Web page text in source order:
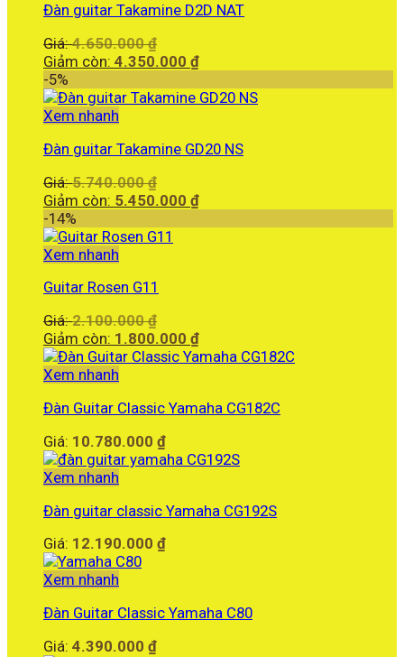
Đàn guitar Takamine D2D NAT
Giá:4.650.000₫
gốc
4.650.000 ₫.
Giảm còn: 4.350.000 ₫Giá
tại
-5%
Xem nhanh
Đàn guitar Takamine GD20 NS
Giá:5.740.000₫
gốc
5.740.000 ₫.
Giảm còn: 5.450.000 ₫Giá
-14%
Xem nhanh
Guitar Rosen G11
Giá:2.100.000₫
gốc
là:
Giảm còn: 1.800.000 ₫Giá
hiện
1.800.000 ₫.
Xem nhanh
Đàn Guitar Classic Yamaha CG182C
Giá: 10.780.000 ₫
Xem nhanh
Đàn guitar classic Yamaha CG192S
Giá: 12.190.000 ₫
Xem nhanh
Đàn Guitar Classic Yamaha C80
Giá: 4.390.000 ₫